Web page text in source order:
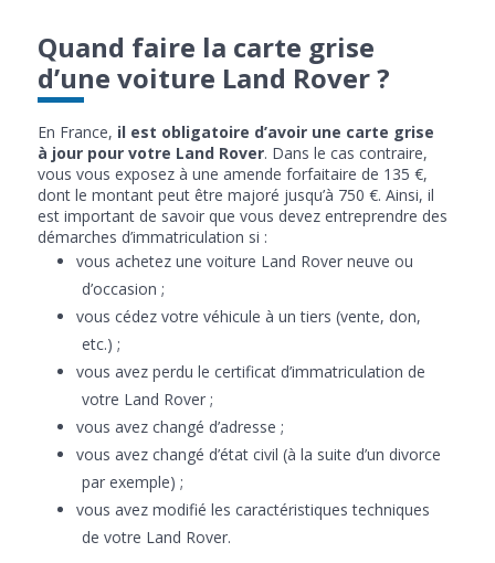
Quand faire la carte grise
d’une voiture Land Rover ?
En France, il est obligatoire d’avoir une carte grise
à jour pour votre Land Rover. Dans le cas contraire,
vous vous exposez à une amende forfaitaire de 135 €,
dont le montant peut être majoré jusqu’à 750 €. Ainsi, il
est important de savoir que vous devez entreprendre des
démarches d’immatriculation si :
vous achetez une voiture Land Rover neuve ou
d’occasion ;
vous cédez votre véhicule à un tiers (vente, don,
etc.) ;
vous avez perdu le certificat d’immatriculation de
votre Land Rover ;
vous avez changé d’adresse ;
vous avez changé d’état civil (à la suite d’un divorce
par exemple) ;
vous avez modifié les caractéristiques techniques
de votre Land Rover.